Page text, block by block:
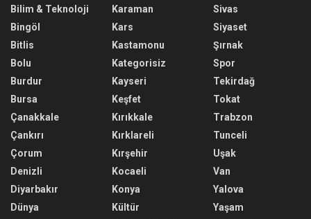
Bilim & Teknoloji
Bingöl
Bitlis
Bolu
Burdur
Bursa
Çanakkale
Çankırı
Çorum
Denizli
Diyarbakır
Dünya
Karaman
Kars
Kastamonu
Kategorisiz
Kayseri
Keşfet
Kırıkkale
Kırklareli
Kırşehir
Kocaeli
Konya
Kültür
Sivas
Siyaset
Şırnak
Spor
Tekirdağ
Tokat
Trabzon
Tunceli
Uşak
Van
Yalova
Yaşam